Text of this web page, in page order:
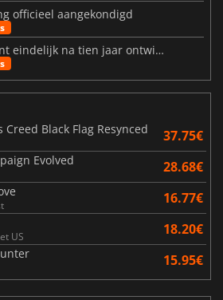
officieel aangekondigd
Vahrin's Call verschijnt eindelijk na tien jaar ontwikkeling
Creed Black Flag Resynced
37.75€
Evolved 28.68€
16.77€
US 18.20€
15.95€